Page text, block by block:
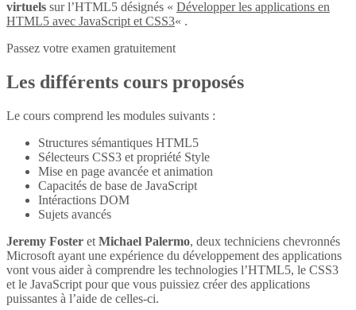
virtuels sur l’HTML5 désignés « Développer les applications en
HTML5 avec JavaScript et CSS3« .
Passez votre examen gratuitement
Les différents cours proposés
Le cours comprend les modules suivants :
Structures sémantiques HTML5
Sélecteurs CSS3 et propriété Style
Mise en page avancée et animation
Capacités de base de JavaScript
Intéractions DOM
Sujets avancés
Jeremy Foster et Michael Palermo, deux techniciens chevronnés
Microsoft ayant une expérience du développement des applications
vont vous aider à comprendre les technologies l’HTML5, le CSS3
et le JavaScript pour que vous puissiez créer des applications
puissantes à l’aide de celles-ci.